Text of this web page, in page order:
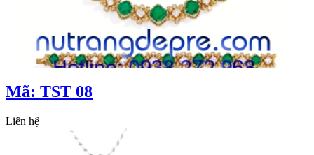
Mã: TST 08
Liên hệ